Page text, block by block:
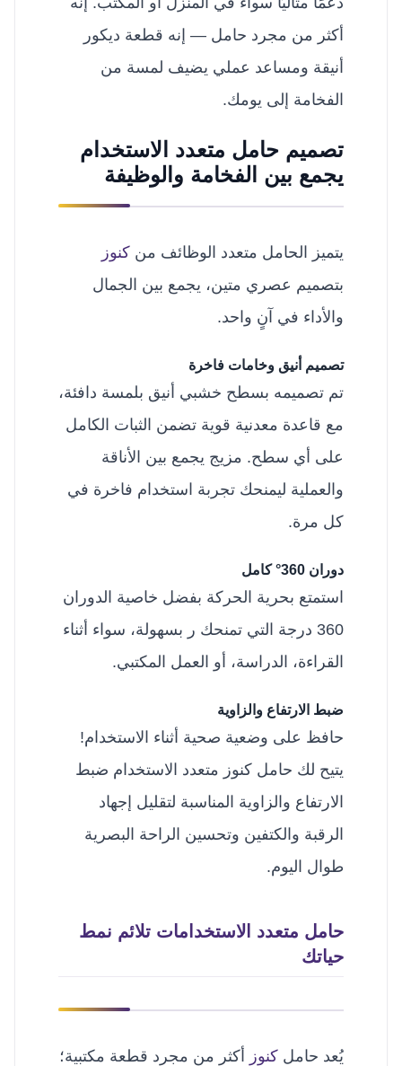
أكثر من مجرد حامل — إنه قطعة ديكور
أنيقة ومساعد عملي يضيف لمسة من
الفخامة إلى يومك.
تصميم حامل متعدد الاستخدام
يجمع بين الفخامة والوظيفة
يتميز الحامل متعدد الوظائف من كنوز
بتصميم عصري متين، يجمع بين الجمال
والأداء في آنٍ واحد.
تصميم أنيق وخامات فاخرة
تم تصميمه بسطح خشبي أنيق بلمسة دافئة،
مع قاعدة معدنية قوية تضمن الثبات الكامل
على أي سطح. مزيج يجمع بين الأناقة
والعملية ليمنحك تجربة استخدام فاخرة في
كل مرة.
دوران 360° كامل
استمتع بحرية الحركة بفضل خاصية الدوران
360 درجة التي تمنحك ر بسهولة، سواء أثناء
القراءة، الدراسة، أو العمل المكتبي.
ضبط الارتفاع والزاوية
حافظ على وضعية صحية أثناء الاستخدام!
يتيح لك حامل كنوز متعدد الاستخدام ضبط
الارتفاع والزاوية المناسبة لتقليل إجهاد
الرقبة والكتفين وتحسين الراحة البصرية
طوال اليوم.
حامل متعدد الاستخدامات تلائم نمط
حياتك
يُعد حامل كنوز
أكثر من مجرد قطعة مكتبية؛